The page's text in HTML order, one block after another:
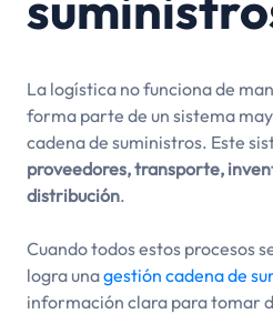
La logística no funciona de
forma parte de un sistema
cadena de suministros. Este
proveedores, transporte,
distribución.
Cuando todos estos procesos
logra unagestión cadena de
información clara para tomar